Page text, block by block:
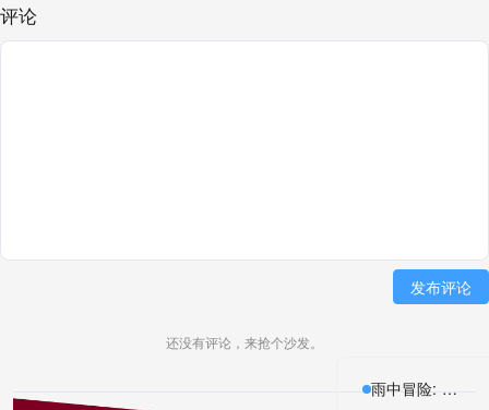
评论
发布评论
还没有评论，来抢个沙发。
雨中冒险: 回归